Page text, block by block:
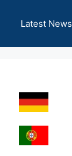
Latest News